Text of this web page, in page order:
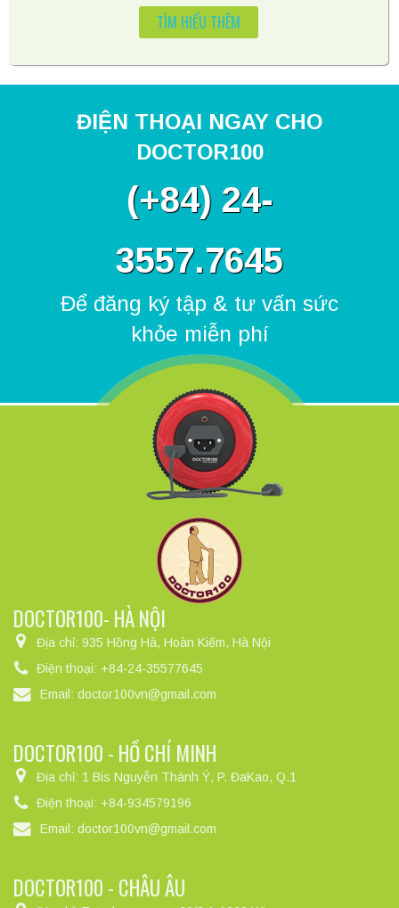
TÌM HIỂU THÊM
ĐIỆN THOẠI NGAY CHO
DOCTOR100
(+84) 24-
3557.7645
Để đăng ký tập & tư vấn sức
khỏe miễn phí
DOCTOR100- HÀ NỘI
Địa chỉ: 935 Hồng Hà, Hoàn Kiếm, Hà Nội
Điện thoại: +84-24-35577645
Email: doctor100vn@gmail.com
DOCTOR100 - HỒ CHÍ MINH
Địa chỉ: 1 Bis Nguyễn Thành Ý, P. ĐaKao, Q.1
Điện thoại: +84-934579196
Email: doctor100vn@gmail.com
DOCTOR100 - CHÂU ÂU